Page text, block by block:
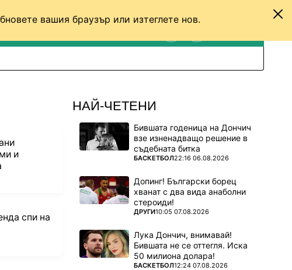
вашия браузър или изтеглете нов.
и
спи на
НАЙ-ЧЕТЕНИ
Бившата годеница на Дончич
взе изненадващо решение в
съдебната битка
ПОВЕЧЕ ОТ
БАСКЕТБОЛ22:16 06.08.2026
Допинг! Български борец
хванат с два вида анаболни
стероиди!
ПОВЕЧЕ ОТ
ДРУГИ10:05 07.08.2026
Лука Дончич, внимавай!
Бившата не се оттегля. Иска
50 милиона долара!
ПОВЕЧЕ ОТ
БАСКЕТБОЛ12:24 07.08.2026